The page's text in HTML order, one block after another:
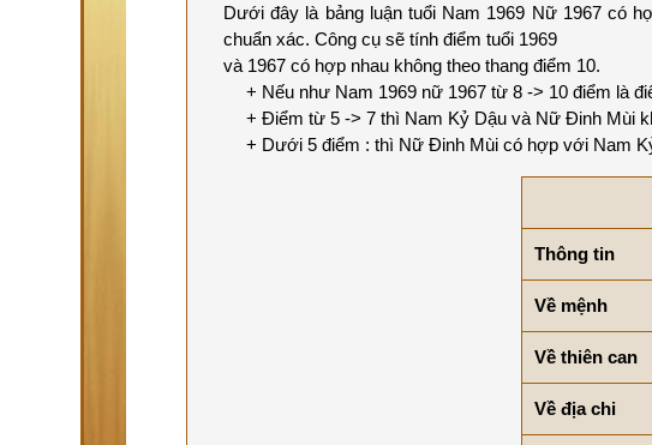
Dưới đây là bảng luận tuổi Nam 1969 Nữ 1967 có
chuẩn xác. Công cụ sẽ tính điểm tuổi 1969
và 1967 có hợp nhau không theo thang điểm 10.
+ Nếu như Nam 1969 nữ 1967 từ 8 -> 10 điểm là
+ Điểm từ 5 -> 7 thì Nam Kỷ Dậu và Nữ Đinh Mùi
+ Dưới 5 điểm : thì Nữ Đinh Mùi có hợp với Nam
Thông tin
Về mệnh
Về thiên can
Về địa chi